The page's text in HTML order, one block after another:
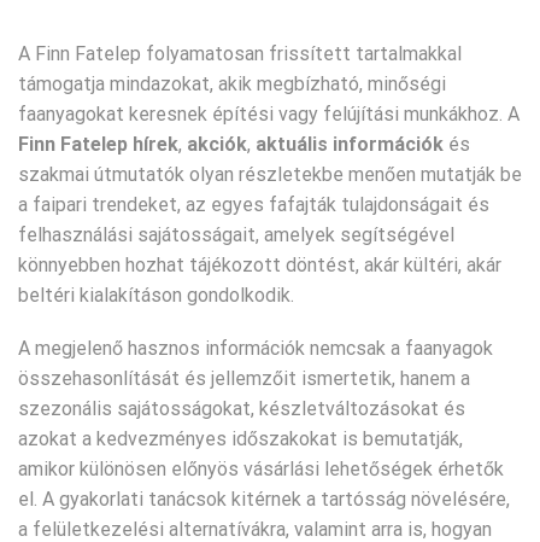
A Finn Fatelep folyamatosan frissített tartalmakkal
támogatja mindazokat, akik megbízható, minőségi
faanyagokat keresnek építési vagy felújítási munkákhoz. A
Finn Fatelep hírek, akciók, aktuális információk és
szakmai útmutatók olyan részletekbe menően mutatják be
a faipari trendeket, az egyes fafajták tulajdonságait és
felhasználási sajátosságait, amelyek segítségével
könnyebben hozhat tájékozott döntést, akár kültéri, akár
beltéri kialakításon gondolkodik.
A megjelenő hasznos információk nemcsak a faanyagok
összehasonlítását és jellemzőit ismertetik, hanem a
szezonális sajátosságokat, készletváltozásokat és
azokat a kedvezményes időszakokat is bemutatják,
amikor különösen előnyös vásárlási lehetőségek érhetők
el. A gyakorlati tanácsok kitérnek a tartósság növelésére,
a felületkezelési alternatívákra, valamint arra is, hogyan